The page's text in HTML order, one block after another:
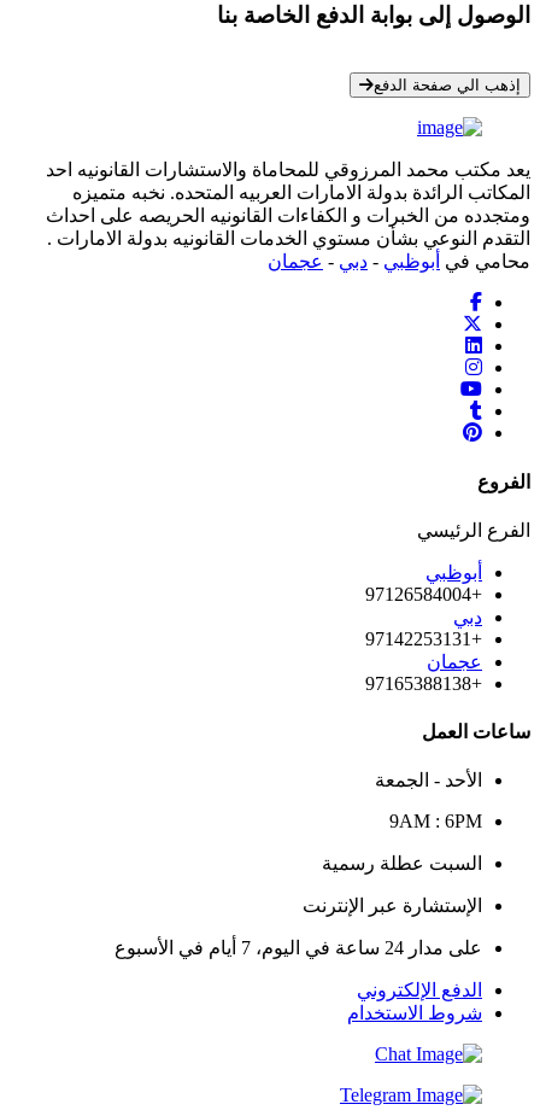
الوصول إلى بوابة الدفع الخاصة بنا
إذهب الي صفحة الدفع
يعد مكتب محمد المرزوقي للمحاماة والاستشارات القانونيه احد
المكاتب الرائدة بدولة الامارات العربيه المتحده. نخبه متميزه
ومتجدده من الخبرات و الكفاءات القانونيه الحريصه على احداث
التقدم النوعي بشأن مستوي الخدمات القانونيه بدولة الامارات .
محامي في أبوظبي - دبي - عجمان
الفروع
الفرع الرئيسي
أبوظبي
+97126584004
دبي
+97142253131
عجمان
+97165388138
ساعات العمل
الأحد - الجمعة
9AM : 6PM
السبت عطلة رسمية
الإستشارة عبر الإنترنت
على مدار 24 ساعة في اليوم، 7 أيام في الأسبوع
الدفع الإلكتروني
شروط الاستخدام